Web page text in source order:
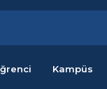
Kampüs